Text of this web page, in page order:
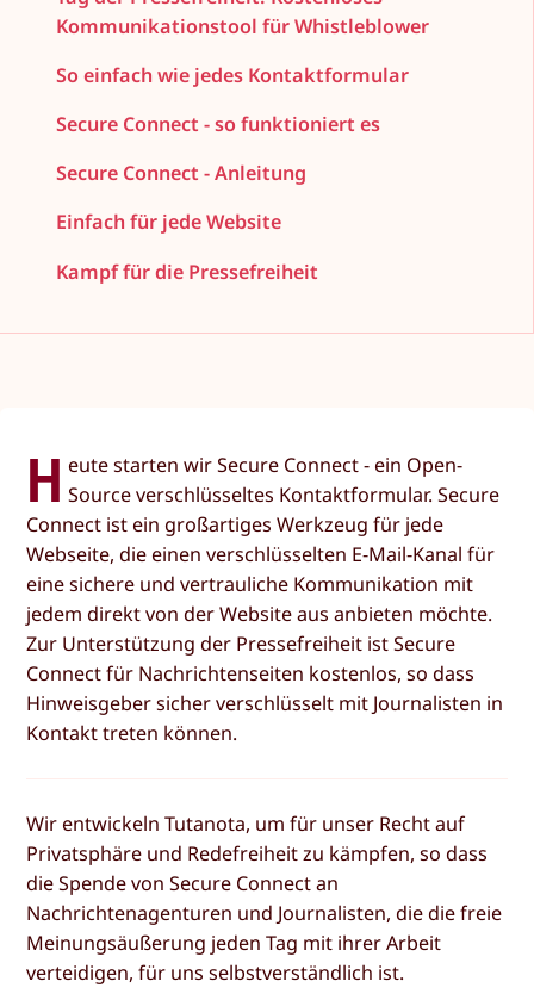
Kommunikationstool für Whistleblower
So einfach wie jedes Kontaktformular
Secure Connect - so funktioniert es
Secure Connect - Anleitung
Einfach für jede Website
Kampf für die Pressefreiheit
H eute starten wir Secure Connect - ein Open-
Source verschlüsseltes Kontaktformular. Secure
Connect ist ein großartiges Werkzeug für jede
Webseite, die einen verschlüsselten E-Mail-Kanal für
eine sichere und vertrauliche Kommunikation mit
jedem direkt von der Website aus anbieten möchte.
Zur Unterstützung der Pressefreiheit ist Secure
Connect für Nachrichtenseiten kostenlos, so dass
Hinweisgeber sicher verschlüsselt mit Journalisten in
Kontakt treten können.
Wir entwickeln Tutanota, um für unser Recht auf
Privatsphäre und Redefreiheit zu kämpfen, so dass
die Spende von Secure Connect an
Nachrichtenagenturen und Journalisten, die die freie
Meinungsäußerung jeden Tag mit ihrer Arbeit
verteidigen, für uns selbstverständlich ist.